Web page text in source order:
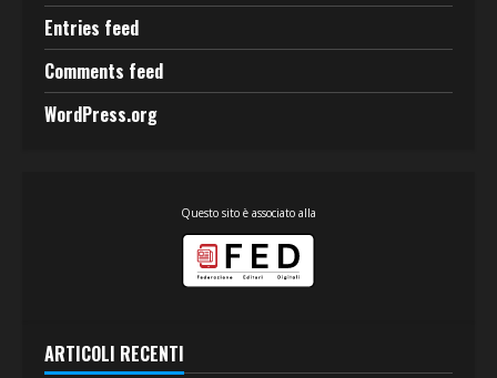
Entries feed
Comments feed
WordPress.org
Questo sito è associato alla
ARTICOLI RECENTI